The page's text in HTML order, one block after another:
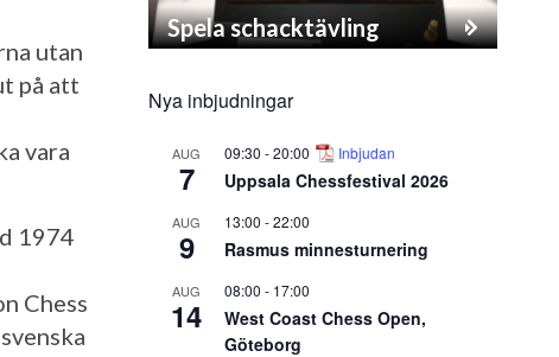
utan
på att
vara
1974
Chess
Spela schacktävling
Nya inbjudningar
AUG
7
09:30 -20:00 Inbjudan
Uppsala Chessfestival 2026
AUG
9
13:00 -22:00
Rasmus minnesturnering
AUG
14
08:00 - 17:00
West Coast Chess Open,
Göteborg